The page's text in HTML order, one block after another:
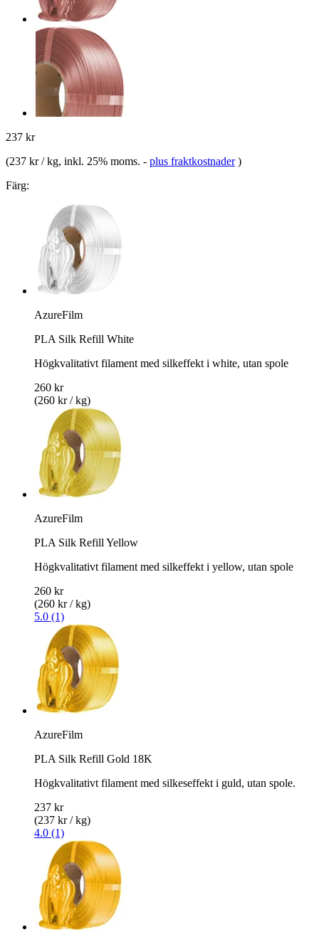
237 kr
(237 kr / kg, inkl. 25% moms. - plus fraktkostnader )
Färg:
AzureFilm
PLA Silk Refill White
Högkvalitativt filament med silkeffekt i white, utan spole
260 kr
(260 kr / kg)
AzureFilm
PLA Silk Refill Yellow
Högkvalitativt filament med silkeffekt i yellow, utan spole
260 kr
(260 kr / kg)
5.0 (1)
AzureFilm
PLA Silk Refill Gold 18K
Högkvalitativt filament med silkeseffekt i guld, utan spole.
237 kr
(237 kr / kg)
4.0 (1)